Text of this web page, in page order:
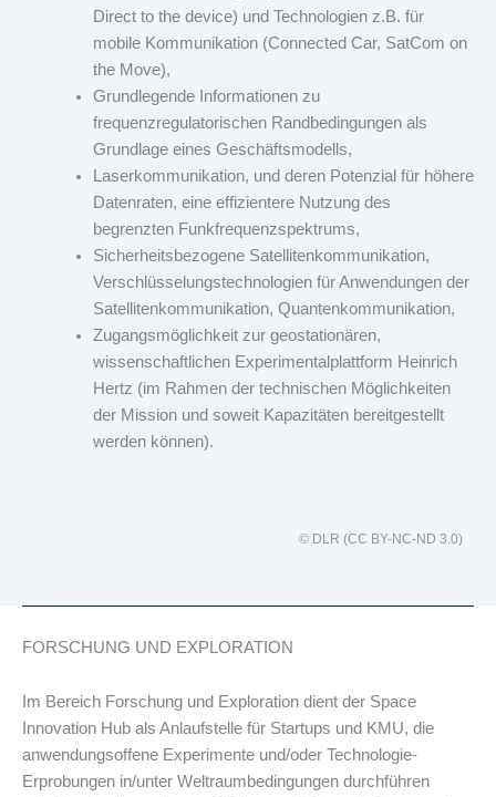
Direct to the device) und Technologien z.B. für
mobile Kommunikation (Connected Car, SatCom on
the Move),
Grundlegende Informationen zu
frequenzregulatorischen Randbedingungen als
Grundlage eines Geschäftsmodells,
Laserkommunikation, und deren Potenzial für höhere
Datenraten, eine effizientere Nutzung des
begrenzten Funkfrequenzspektrums,
Sicherheitsbezogene Satellitenkommunikation,
Verschlüsselungstechnologien für Anwendungen der
Satellitenkommunikation, Quantenkommunikation,
Zugangsmöglichkeit zur geostationären,
wissenschaftlichen Experimentalplattform Heinrich
Hertz (im Rahmen der technischen Möglichkeiten
der Mission und soweit Kapazitäten bereitgestellt
werden können).
© DLR (CC BY-NC-ND 3.0)
FORSCHUNG UND EXPLORATION
Im Bereich Forschung und Exploration dient der Space
Innovation Hub als Anlaufstelle für Startups und KMU, die
anwendungsoffene Experimente und/oder Technologie-
Erprobungen in/unter Weltraumbedingungen durchführen